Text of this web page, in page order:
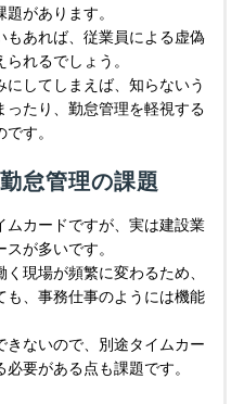
があります。
もあれば、従業員による虚偽
れるでしょう。
してしまえば、知らないう
ったり、勤怠管理を軽視する
す。
怠管理の課題
ムカードですが、実は建設業
が多いです。
現場が頻繁に変わるため、
も、事務仕事のようには機能
きないので、別途タイムカー
要がある点も課題です。